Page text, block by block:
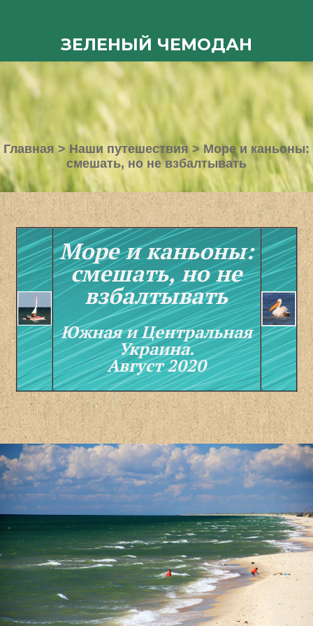
ЗЕЛЕНЫЙ ЧЕМОДАН
Главная> Наши путешествия > Море и каньоны:
смешать, но не взбалтывать
Море и каньоны:
смешать, но не
взбалтывать
Южная и Центральная
Украина.
Август 2020